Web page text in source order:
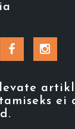
Facebook
ei